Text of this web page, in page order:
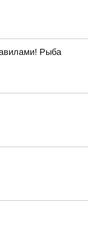
Рыба